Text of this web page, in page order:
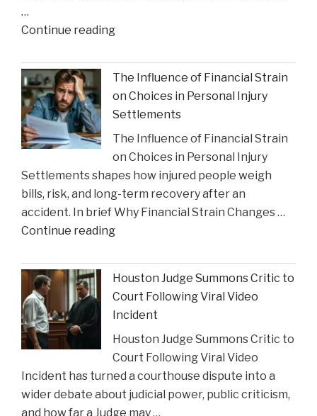
…
Continue reading"Gustin
Firm
PLLC
Celebrates
Charlie
Gustin’s
Recognition
as
a
2026
Texas
The Influence of Financial Strain
on Choices in Personal Injury
Settlements
The Influence of Financial Strain
on Choices in Personal Injury
Settlements shapes how injured people weigh
bills, risk, and long-term recovery after an
accident. In brief Why Financial Strain Changes …
Continue reading"The
of
Financial
Strain
on
Choices
in
Personal
Injury
Houston Judge Summons Critic to
Court Following Viral Video
Incident
Houston Judge Summons Critic to
Court Following Viral Video
Incident has turned a courthouse dispute into a
wider debate about judicial power, public criticism,
and how far a Judge may …